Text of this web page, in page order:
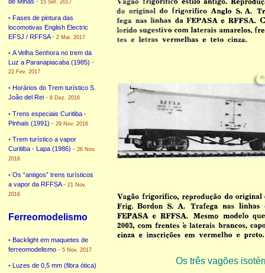
15 Set. 2017
• Fases de pintura das
locomotivas English Electric
EFSJ / RFFSA- 2 Mai. 2017
• A Velha Senhora no trem da
Luz a Paranapiacaba (1985) -
22 Fev. 2017
• Horários do Trem turístico S.
João del Rei - 6 Dez. 2016
• Trens especiais Curitiba -
Pinhais (1991) - 29 Nov. 2016
• Trem turístico a vapor
Curitiba - Lapa (1986) - 26 Nov.
2016
• Os “antigos” trens turísticos
a vapor da RFFSA- 21 Nov.
2016
Ferreomodelismo
• Backlight em maquetes de
ferreomodelismo - 5 Nov. 2017
• Luzes de 0,5 mm (fibra ótica)
Os três vagões